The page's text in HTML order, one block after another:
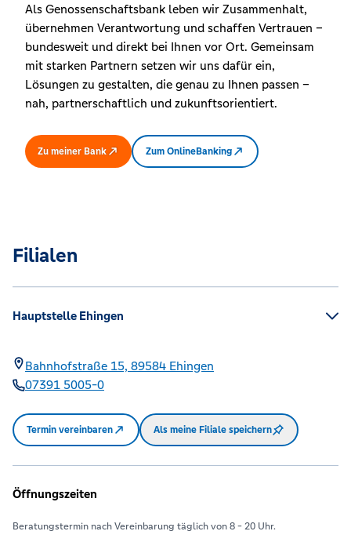
Als Genossenschaftsbank leben wir Zusammenhalt,
übernehmen Verantwortung und schaffen Vertrauen –
bundesweit und direkt bei Ihnen vor Ort. Gemeinsam
mit starken Partnern setzen wir uns dafür ein,
Lösungen zu gestalten, die genau zu Ihnen passen –
nah, partnerschaftlich und zukunftsorientiert.
Zu meiner Bank Zum OnlineBanking
Filialen
Hauptstelle Ehingen
Bahnhofstraße 15, 89584 Ehingen
07391 5005-0
Termin vereinbaren Als meine Filiale speichern
Öffnungszeiten
Beratungstermin nach Vereinbarung täglich von 8 - 20 Uhr.